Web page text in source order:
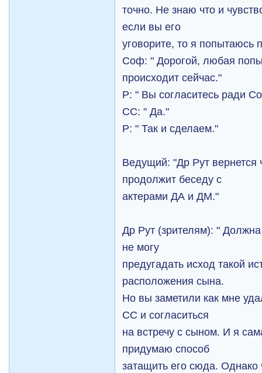
точно. Не знаю что и
если вы его
уговорите, то я попытаюсь
Соф: " Дорогой, любая
происходит сейчас."
Р: " Вы согласитесь ради
СС: " Да."
Р: " Так и сделаем."
Ведущий: "Др Рут вернется
продолжит беседу с
актерами ДА и ДМ."
Др Рут (зрителям): "
не могу
предугадать исход такой
расположения сына.
Но вы заметили как мне
СС и согласиться
на встречу с сыном. И я
придумаю способ
затащить его сюда. Однако